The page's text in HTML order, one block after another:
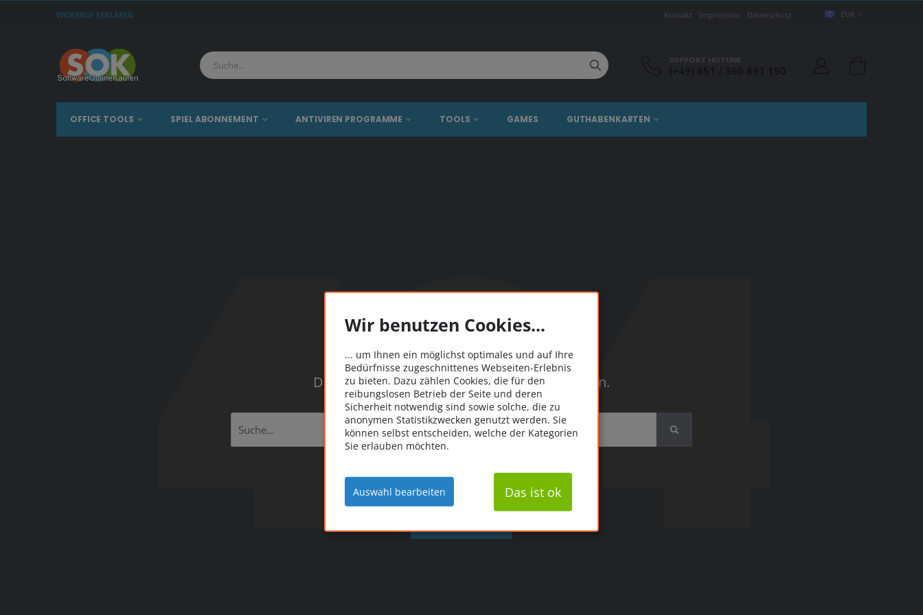
WIDERRUF ERKLÄREN Kontakt Impressum Datenschutz EUR
SUPPORT HOTLINE
OFFICE TOOLS SPIEL ABONNEMENT ANTIVIREN PROGRAMME TOOLS GAMES GUTHABENKARTEN
Oooops!
Die Seite konnte leider nicht gefunden werden.
Wir benutzen Cookies...
... um Ihnen ein möglichst optimales und auf Ihre
Bedürfnisse zugeschnittenes Webseiten-Erlebnis
zu bieten. Dazu zählen Cookies, die für den
reibungslosen Betrieb der Seite und deren
Sicherheit notwendig sind sowie solche, die zu
anonymen Statistikzwecken genutzt werden. Sie
können selbst entscheiden, welche der Kategorien
Sie erlauben möchten.
Auswahl bearbeiten Das ist ok